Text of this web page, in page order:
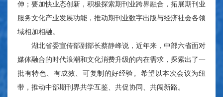
伸；要加快业态创新，积极探索期刊业跨界融合，拓展期刊业
服务文化产业发展功能，推动期刊业数字出版与经济社会各领
域相加相融。
湖北省委宣传部副部长蔡静峰说，近年来，中部六省面对
媒体融合的时代浪潮和文化消费升级的内在需求，探索出了一
批有特色、有成效、可复制的好经验。希望以本次会议为纽
带，推动中部期刊界共学互鉴、共促协同、共闯新路。